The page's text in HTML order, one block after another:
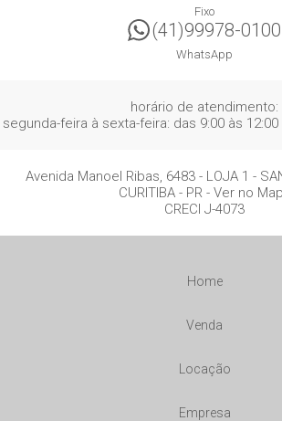
Fixo
(41)99978-0100
WhatsApp
horário de atendimento:
segunda-feira à sexta-feira: das 9:00 às
Avenida Manoel Ribas, 6483 - LOJA 1 -
CURITIBA- PR- Ver no
CRECI J-4073
Home
Venda
Locação
Empresa